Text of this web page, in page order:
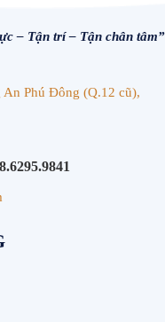
– Tận trí – Tận chân tâm”
An Phú Đông (Q.12 cũ),